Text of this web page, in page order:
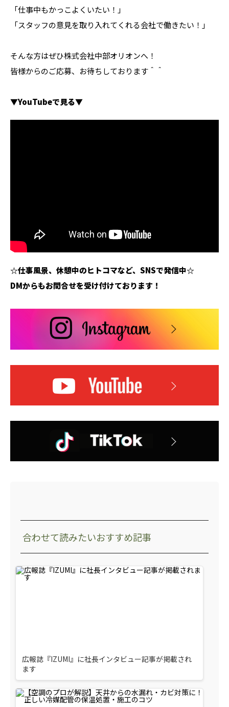
「仕事中もかっこよくいたい！」
「スタッフの意見を取り入れてくれる会社で働きたい！」
そんな方はぜひ株式会社中部オリオンへ！
皆様からのご応募、お待ちしております＾＾
▼YouTubeで見る▼
☆仕事風景、休憩中のヒトコマなど、SNSで発信中☆
DMからもお問合せを受け付けております！
合わせて読みたいおすすめ記事
広報誌『IZUMI』に社長インタビュー記事が掲載され
ます